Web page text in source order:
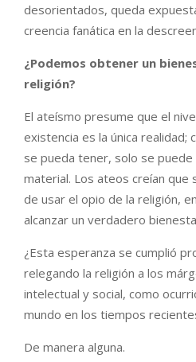
desorientados, queda
creencia fanática en la
¿Podemos obtener un
religión?
El ateísmo presume que el
existencia es la única realidad;
se pueda tener, solo se
material. Los ateos creían que
de usar el opio de la religión,
alcanzar un verdadero
¿Esta esperanza se cumplió
relegando la religión a los
intelectual y social, como
mundo en los tiempos
De manera alguna.